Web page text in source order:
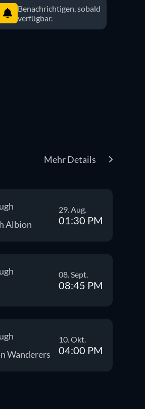
Benachrichtigen, sobald
verfügbar.
Mehr Details
Albion
29. Aug.
01:30 PM
08. Sept.
08:45 PM
Wanderers
10. Okt.
04:00 PM